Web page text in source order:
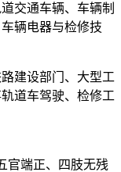
交通车辆、车辆制
辆电器与检修技
建设部门、大型工
道车驾驶、检修工
官端正、四肢无残